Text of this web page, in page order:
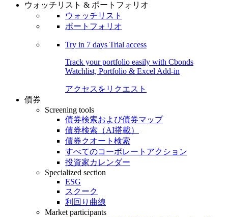
ウォッチリスト & ポートフォリオ
ウォッチリスト
ポートフォリオ
Try in 7 days Trial access
Track your portfolio easily with Cbonds
Watchlist, Portfolio & Excel Add-in
アクセスをリクエスト
債券
Screening tools
債券検索および債券マップ
債券検索（AI搭載）
債券クオート検索
すべてのコーポレートアクション
投資家カレンダー
Specialized section
ESG
スクーク
利回り曲線
Market participants